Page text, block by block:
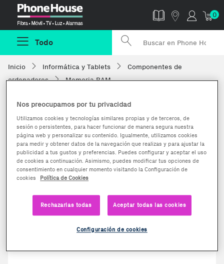
0
Todo
Inicio Informática y Tablets
Componentes de
ordenadores
Memoria RAM
Nos preocupamos por tu privacidad
Utilizamos cookies y tecnologías similares propias y de terceros, de
sesión o persistentes, para hacer funcionar de manera segura nuestra
página web y personalizar su contenido. Igualmente, utilizamos cookies
para medir y obtener datos de la navegación que realizas y para ajustar la
publicidad a tus gustos y preferencias. Puedes configurar y aceptar el uso
de cookies a continuación. Asimismo, puedes modificar tus opciones de
consentimiento en cualquier momento visitando la Configuración de
cookies
Política de Cookies
Rechazarlas todas Aceptar todas las cookies
Configuración de cookies